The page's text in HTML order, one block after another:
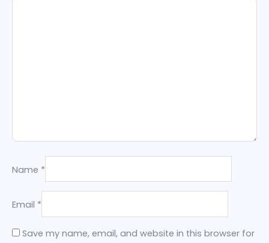
Name *
Email *
Save my name, email, and website in this browser for